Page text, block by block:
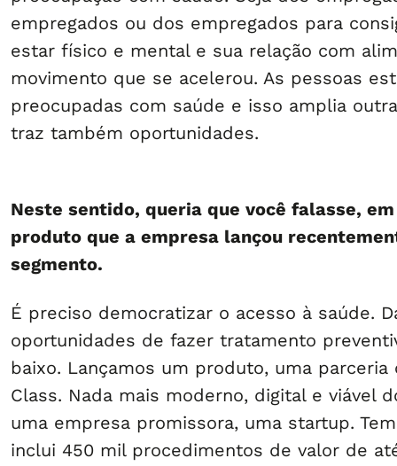
empregados ou dos empregados para
estar físico e mental e sua relação com
movimento que se acelerou. As pessoas
preocupadas com saúde e isso amplia
traz também oportunidades.
Neste sentido, queria que você falasse,
produto que a empresa lançou
segmento.
É preciso democratizar o acesso à saúde.
oportunidades de fazer tratamento
baixo. Lançamos um produto, uma
Class. Nada mais moderno, digital e viável
uma empresa promissora, uma startup.
inclui 450 mil procedimentos de valor de